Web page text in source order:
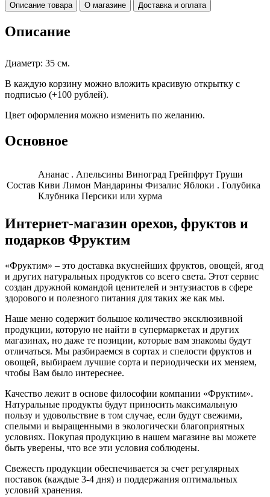
Описание товара О магазине Доставка и оплата
Описание
Диаметр: 35 см.
В каждую корзину можно вложить красивую открытку с
подписью (+100 рублей).
Цвет оформления можно изменить по желанию.
Основное
Cостав
Ананас . Апельсины Виноград Грейпфрут Груши
Киви Лимон Мандарины Физалис Яблоки . Голубика
Клубника Персики или хурма
Интернет-магазин орехов, фруктов и
подарков Фруктим
«Фруктим» – это доставка вкуснейших фруктов, овощей, ягод
и других натуральных продуктов со всего света. Этот сервис
создан дружной командой ценителей и энтузиастов в сфере
здорового и полезного питания для таких же как мы.
Наше меню содержит большое количество эксклюзивной
продукции, которую не найти в супермаркетах и других
магазинах, но даже те позиции, которые вам знакомы будут
отличаться. Мы разбираемся в сортах и спелости фруктов и
овощей, выбираем лучшие сорта и периодически их меняем,
чтобы Вам было интереснее.
Качество лежит в основе философии компании «Фруктим».
Натуральные продукты будут приносить максимальную
пользу и удовольствие в том случае, если будут свежими,
cпелыми и выращенными в экологически благоприятных
условиях. Покупая продукцию в нашем магазине вы можете
быть уверены, что все эти условия соблюдены.
Свежесть продукции обеспечивается за счет регулярных
поставок (каждые 3-4 дня) и поддержания оптимальных
условий хранения.